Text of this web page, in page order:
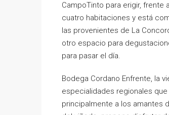
CampoTinto para erigir, frente
cuatro habitaciones y está
las provenientes de La
otro espacio para
para pasar el día.
Bodega Cordano Enfrente, la
especialidades regionales
principalmente a los amantes